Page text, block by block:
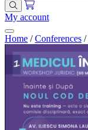
My account
Home / Conferences /